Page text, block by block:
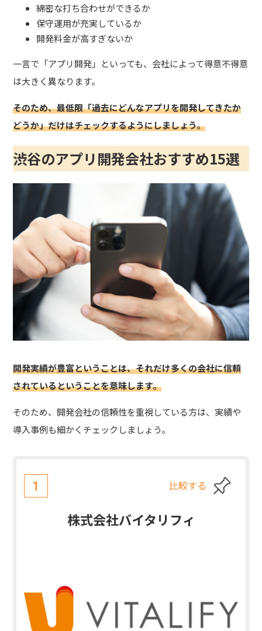
綿密な打ち合わせができるか
保守運用が充実しているか
開発料金が高すぎないか
一言で「アプリ開発」といっても、会社によって得意不得意
は大きく異なります。
そのため、最低限「過去にどんなアプリを開発してきたか
どうか」だけはチェックするようにしましょう。
渋谷のアプリ開発会社おすすめ15選
開発実績が豊富ということは、それだけ多くの会社に信頼
されているということを意味します。
そのため、開発会社の信頼性を重視している方は、実績や
導入事例も細かくチェックしましょう。
1 比較する
株式会社バイタリフィ